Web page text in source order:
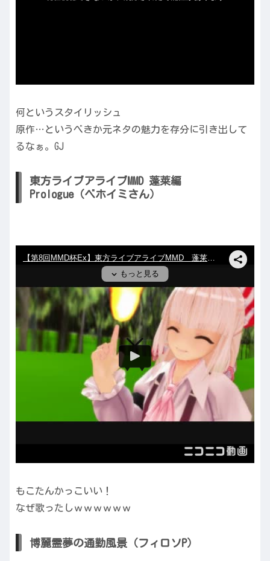
何というスタイリッシュ
原作…というべきか元ネタの魅力を存分に引き出して
るなぁ。GJ
東方ライブアライブMMD 蓬莱編
Prologue（ベホイミさん）
もこたんかっこいい！
なぜ歌ったしｗｗｗｗｗｗ
博麗霊夢の通勤風景（フィロソP）